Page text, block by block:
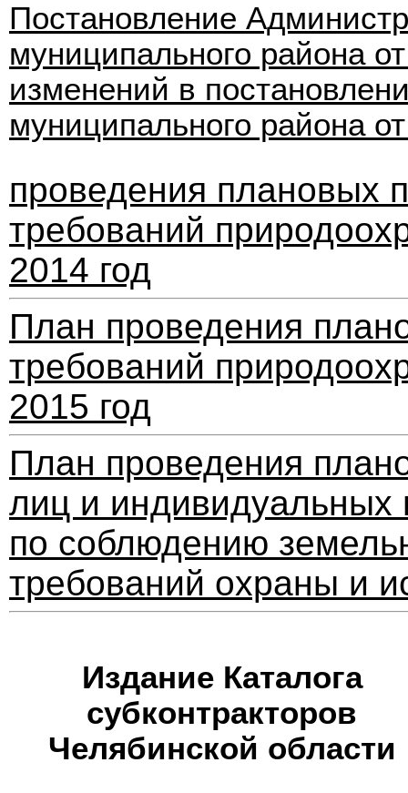
Постановление
муниципального района
изменений в
муниципального района
проведения плановых
требований
2014 год
План проведения
требований
2015 год
План проведения
лиц и индивидуальных
по соблюдению
требований охраны и
Издание Каталога
субконтракторов
Челябинской области